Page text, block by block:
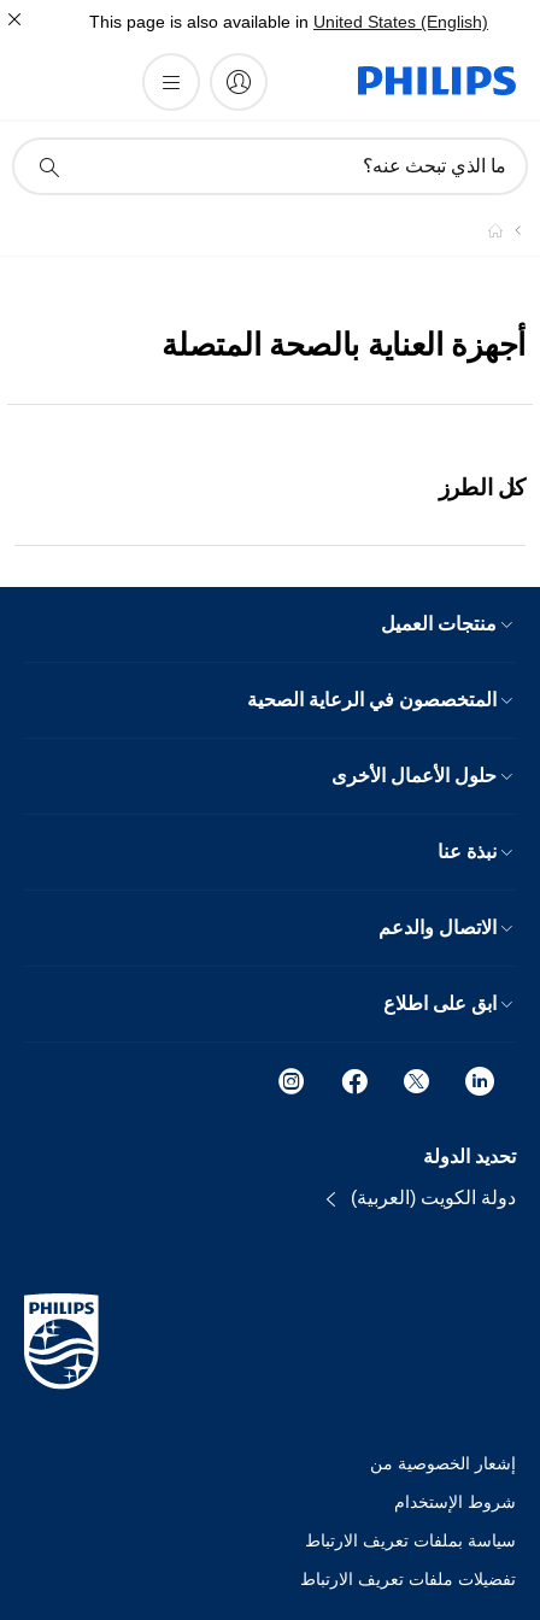
This page is also available in United States (English)
دعم
ما الذي تبحث عنه؟
أجهزة العناية بالصحة المتصلة
كل الطرز
منتجات العميل
المتخصصون في الرعاية الصحية
حلول الأعمال الأخرى
نبذة عنا
الاتصال والدعم
ابق على اطلاع
تحديد الدولة
دولة الكويت (العربية)
إشعار الخصوصية من
شروط الإستخدام
سياسة بملفات تعريف الارتباط
تفضيلات ملفات تعريف الارتباط